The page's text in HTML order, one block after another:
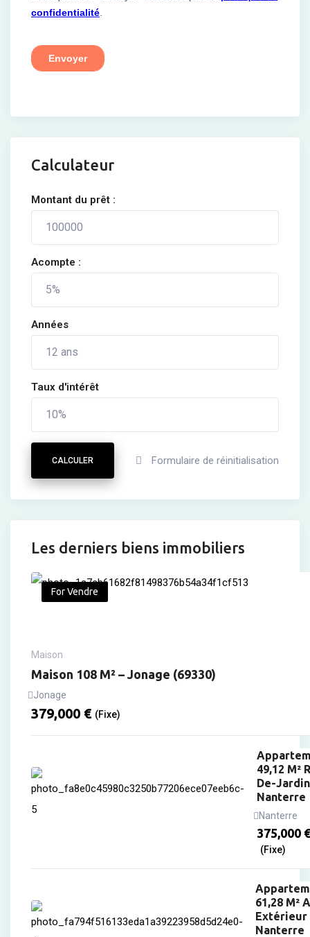
Calculateur
Montant du prêt :
Acompte :
Années
Taux d'intérêt
CALCULER Formulaire de réinitialisation
Les derniers biens immobiliers
For Vendre
Maison
Maison 108 M² – Jonage (69330)
Jonage
379,000 € (Fixe)
49,12 M²
De-
Nanterre
Nanterre
375,000 €
(Fixe)
61,28 M²
Extérieur
Nanterre